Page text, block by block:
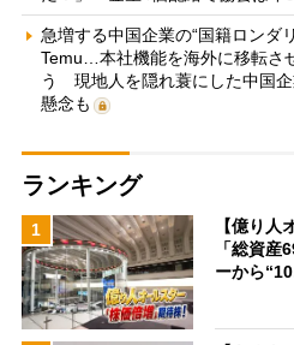
急増する中国企業の“国籍ロンダ
Temu…本社機能を海外に移転さ
う 現地人を隠れ蓑にした中国
懸念も
ランキング
1
【億り人
「総資産
ーから